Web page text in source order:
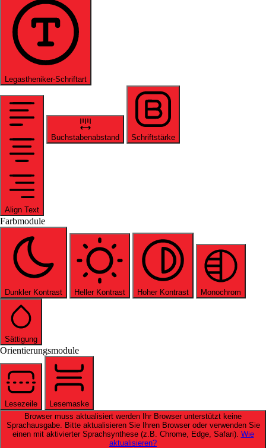
Legastheniker-Schriftart
Align Text
Buchstabenabstand Schriftstärke
Farbmodule
Dunkler Kontrast Heller Kontrast Hoher Kontrast Monochrom
Sättigung
Orientierungsmodule
Lesezeile
Lesemaske
Browser muss aktualisiert werden Ihr Browser unterstützt keine
Sprachausgabe. Bitte aktualisieren Sie Ihren Browser oder verwenden Sie
einen mit aktivierter Sprachsynthese (z.B. Chrome, Edge, Safari). Wie
aktualisieren?